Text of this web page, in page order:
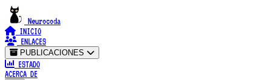
Neurocoda
INICIO
ENLACES
PUBLICACIONES
ESTADO
ACERCA DE